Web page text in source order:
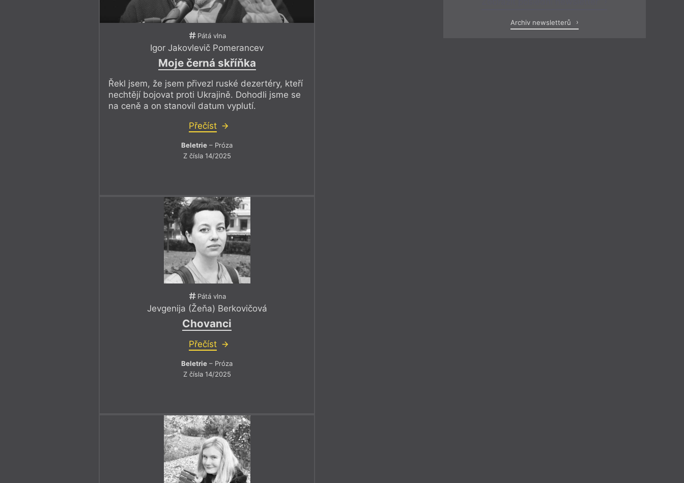
Pátá vlna
Igor Jakovlevič Pomerancev
Moje černá skříňka
Řekl jsem, že jsem přivezl ruské dezertéry, kteří
nechtějí bojovat proti Ukrajině. Dohodli jsme se
na ceně a on stanovil datum vyplutí.
Přečíst
Beletrie – Próza
Z čísla 14/2025
Pátá vlna
Jevgenija (Žeňa) Berkovičová
Chovanci
Přečíst
Beletrie – Próza
Z čísla 14/2025
Archiv newsletterů